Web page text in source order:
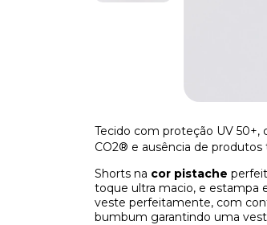
Tecido com proteção UV 50+,
CO2® e ausência de produtos
Shorts na cor pistache
toque ultra macio, e estampa
veste perfeitamente, com
bumbum garantindo uma